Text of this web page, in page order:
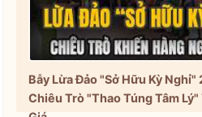
Bẫy Lừa Đảo "Sở Hữu Kỳ
Chiêu Trò "Thao Túng Tâm Lý"